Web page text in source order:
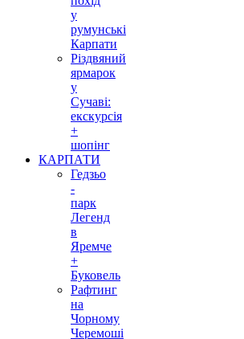
у
румунські
Карпати
Різдвяний
ярмарок
у
Сучаві:
екскурсія
+
шопінг
КАРПАТИ
Гедзьо
-
парк
Легенд
в
Яремче
+
Буковель
Рафтинг
на
Чорному
Черемоші